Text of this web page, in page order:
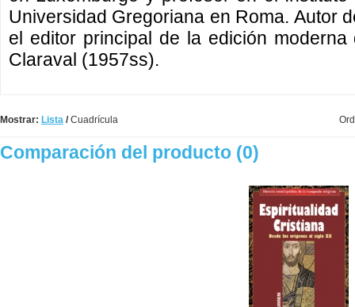
Universidad Gregoriana en Roma. Autor
el editor principal de la edición
Claraval (1957ss).
Mostrar: Lista /Cuadrícula
Comparación del producto (0)